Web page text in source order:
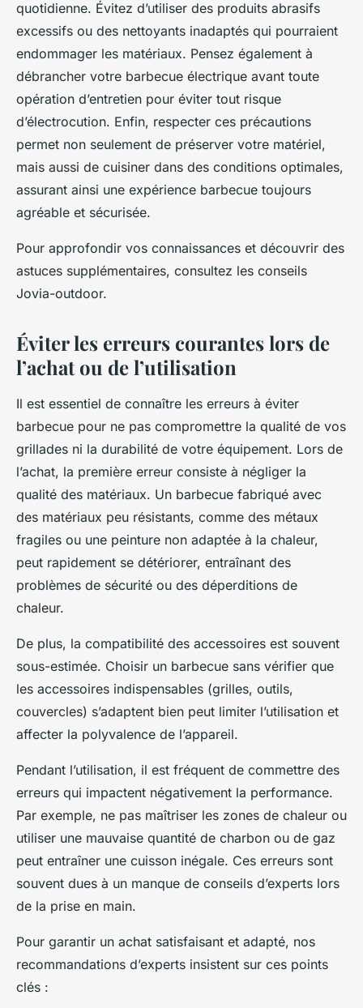
quotidienne. Évitez d’utiliser des produits abrasifs
excessifs ou des nettoyants inadaptés qui pourraient
endommager les matériaux. Pensez également à
débrancher votre barbecue électrique avant toute
opération d’entretien pour éviter tout risque
d’électrocution. Enfin, respecter ces précautions
permet non seulement de préserver votre matériel,
mais aussi de cuisiner dans des conditions optimales,
assurant ainsi une expérience barbecue toujours
agréable et sécurisée.
Pour approfondir vos connaissances et découvrir des
astuces supplémentaires, consultez les conseils
Jovia-outdoor.
Éviter les erreurs courantes lors de
l’achat ou de l’utilisation
Il est essentiel de connaître les erreurs à éviter
barbecue pour ne pas compromettre la qualité de vos
grillades ni la durabilité de votre équipement. Lors de
l’achat, la première erreur consiste à négliger la
qualité des matériaux. Un barbecue fabriqué avec
des matériaux peu résistants, comme des métaux
fragiles ou une peinture non adaptée à la chaleur,
peut rapidement se détériorer, entraînant des
problèmes de sécurité ou des déperditions de
chaleur.
De plus, la compatibilité des accessoires est souvent
sous-estimée. Choisir un barbecue sans vérifier que
les accessoires indispensables (grilles, outils,
couvercles) s’adaptent bien peut limiter l’utilisation et
affecter la polyvalence de l’appareil.
Pendant l’utilisation, il est fréquent de commettre des
erreurs qui impactent négativement la performance.
Par exemple, ne pas maîtriser les zones de chaleur ou
utiliser une mauvaise quantité de charbon ou de gaz
peut entraîner une cuisson inégale. Ces erreurs sont
souvent dues à un manque de conseils d’experts lors
de la prise en main.
Pour garantir un achat satisfaisant et adapté, nos
recommandations d’experts insistent sur ces points
clés :